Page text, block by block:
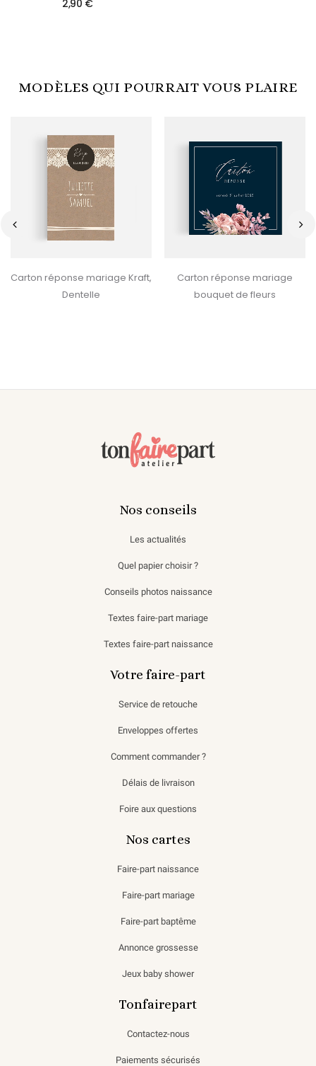
2,90 €
MODÈLES QUI POURRAIT VOUS PLAIRE
Carton réponse mariage Kraft,
Dentelle
Carton réponse mariage
bouquet de fleurs
Nos conseils
Les actualités
Quel papier choisir ?
Conseils photos naissance
Textes faire-part mariage
Textes faire-part naissance
Votre faire-part
Service de retouche
Enveloppes offertes
Comment commander ?
Délais de livraison
Foire aux questions
Nos cartes
Faire-part naissance
Faire-part mariage
Faire-part baptême
Annonce grossesse
Jeux baby shower
Tonfairepart
Contactez-nous
Paiements sécurisés